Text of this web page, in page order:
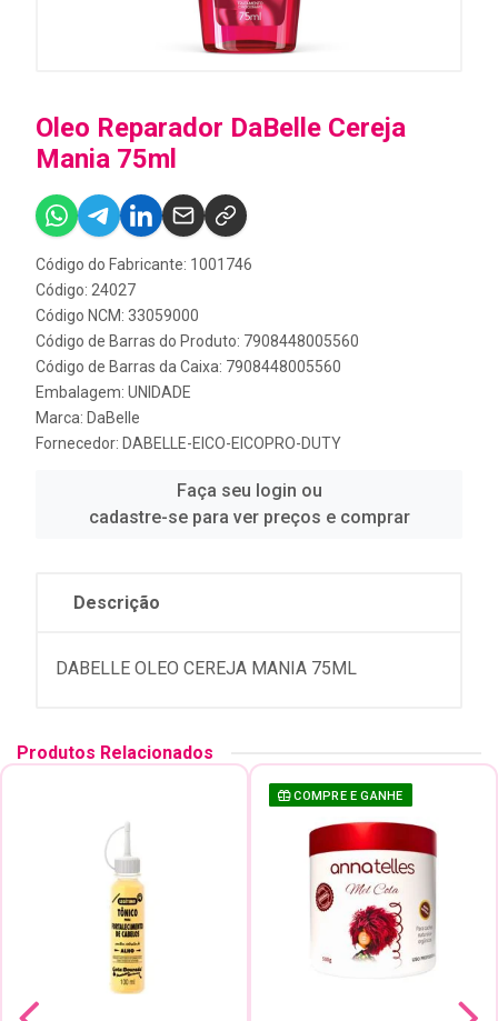
Oleo Reparador DaBelle Cereja
Mania 75ml
Código do Fabricante: 1001746
Código: 24027
Código NCM: 33059000
Código de Barras do Produto: 7908448005560
Código de Barras da Caixa: 7908448005560
Embalagem: UNIDADE
Marca: DaBelle
Fornecedor: DABELLE-EICO-EICOPRO-DUTY
Faça seu login ou
cadastre-se para ver preços e comprar
Descrição
DABELLE OLEO CEREJA MANIA 75ML
Produtos Relacionados
COMPRE E GANHE